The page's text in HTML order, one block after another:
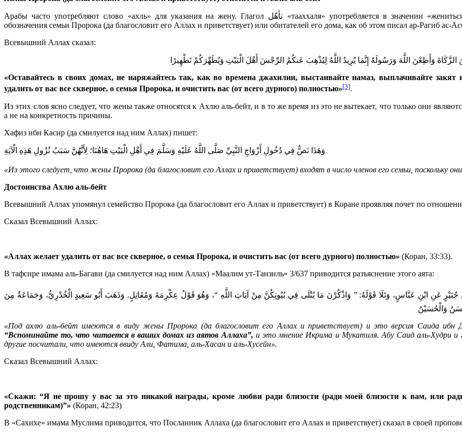
Арабы часто употребляют слово «ахль» для указания на жену. Глагол تأهّل «тааххаля» употребляется в значении «жениться». Выражение «ахлю аль-бейт» принято использовать для
обозначения семьи Пророка (да благословит его Аллах и приветствует) или обитателей его дома, как об этом писал ар-Рагиб ас-
Всевышний Аллах сказал:
الزَّكَاةَ وَأَطِعْنَ اللَّهَ وَرَسُولَهُ إِنَّمَا يُرِيدُ اللَّهُ لِيُذْهِبَ عَنكُمُ الرِّجْسَ أَهْلَ الْبَيْتِ وَيُطَهِّرَكُمْ تَطْهِيرًا
«Оставайтесь в своих домах, не наряжайтесь так, как во времена джахилии, выстаивайте намаз, выплачивайте
удалить от вас все скверное, о семья Пророка, и очистить вас (от всего дурного) полностью»[3].
Из этих слов ясно следует, что жены также относятся к Ахлю аль-бейт, и в то же время из это не вытекает, что только они
а не на конкретность причины.
Хафиз ибн Касир (да смилуется над ним Аллах) пишет:
وَهَذَا نَصٌّ فِي دُخُولِ أَزْوَاجِ النَّبِيِّ صَلَّى اللَّهُ عَلَيْهِ وَسَلَّمَ فِي أَهْلِ الْبَيْتِ هَاهُنَا؛ لِأَنَّهُنَّ سَبَبُ نُزُولِ هَذِهِ الْآيَةِ
«Из этого следует, что жены Пророка (да благословит его Аллах и приветствует) входят в число членов его семьи, поскольку
Достоинства Ахлю аль-бейт
Всевышний Аллах упомянул семейство Пророка (да благословит его Аллах и приветствует) в Коране проявляя почет по
Сказал Всевышний Аллах:
«Аллах желает удалить от вас все скверное, о семья Пророка, и очистить вас (от всего дурного) полностью» (Коран, 33:33).
В тафсире имама аль-Багави (да смилуется над ним Аллах) «Маалим ут-Танзиль» 3/637 приводится разъяснение этого аята:
جُبَيْرٍ عَنِ ابْنِ عَبَّاسٍ، وَتَلَا قَوْلَهُ: ” وَاذْكُرْنَ مَا يُتْلَى فِي بُيُوتِكُنَّ مِنْ آيَاتِ اللَّهِ “، وَهُوَ قَوْلُ عِكْرِمَةَ وَمُقَاتِلٍ. وَذَهَبَ أَبُو سَعِيدٍ الْخُدْرِيُّ، وَجَمَاعَةٌ مِنَ
وَالْحُسَيْنُ
«Под ахлю аль-бейт имеются в виду жены Пророка (да благословит его Аллах и приветствует) и это версия Саида ибн
“Вспоминайте то, что читается в ваших домах из аятов Аллаха”, и это мнение Икрима и Мукатиля. Абу Саид аль-Худри
другие посчитали, что имеются ввиду Али, Фатима, аль-Хасан и аль-Хусейн».
Сказал Всевышний Аллах:
«Скажи: “Я не прошу у вас за это никакой награды, кроме любви ради близости (ради моей близости к вам, или
родственникам)”» (Коран, 42:23)
В «Сахихе» имама Муслима приводится, что Посланник Аллаха (да благословит его Аллах и приветствует) сказал в своей